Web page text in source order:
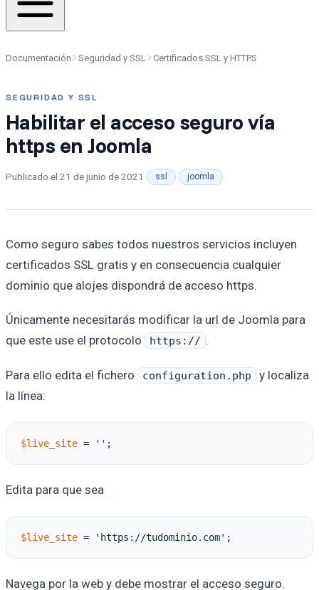
Documentación Seguridad y SSL Certificados SSL y HTTPS
SEGURIDAD Y SSL
Habilitar el acceso seguro vía
https en Joomla
Publicado el 21 de junio de 2021 · ssl · joomla
Como seguro sabes todos nuestros servicios incluyen
certificados SSL gratis y en consecuencia cualquier
dominio que alojes dispondrá de acceso https.
Únicamente necesitarás modificar la url de Joomla para
que este use el protocolo
https:// .
Para ello edita el fichero configuration.php
y localiza
la línea:
$live_site = ''
Edita para que sea
$live_site = 'https://tudominio.com'
Navega por la web y debe mostrar el acceso seguro.